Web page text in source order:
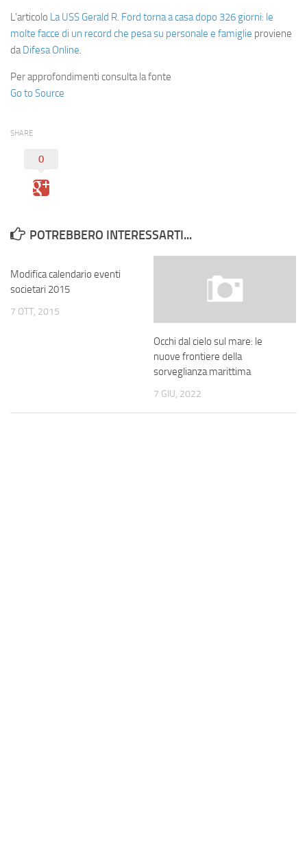
L’articolo La USS Gerald R. Ford torna a casa dopo 326 giorni: le
molte facce di un record che pesa su personale e famiglie proviene
daDifesa Online.
Per approfondimenti consulta la fonte
Go to Source
SHARE
0
POTREBBERO INTERESSARTI...
Modifica calendario eventi
societari 2015
7 OTT, 2015
Occhi dal cielo sul mare: le
nuove frontiere della
sorveglianza marittima
7 GIU, 2022